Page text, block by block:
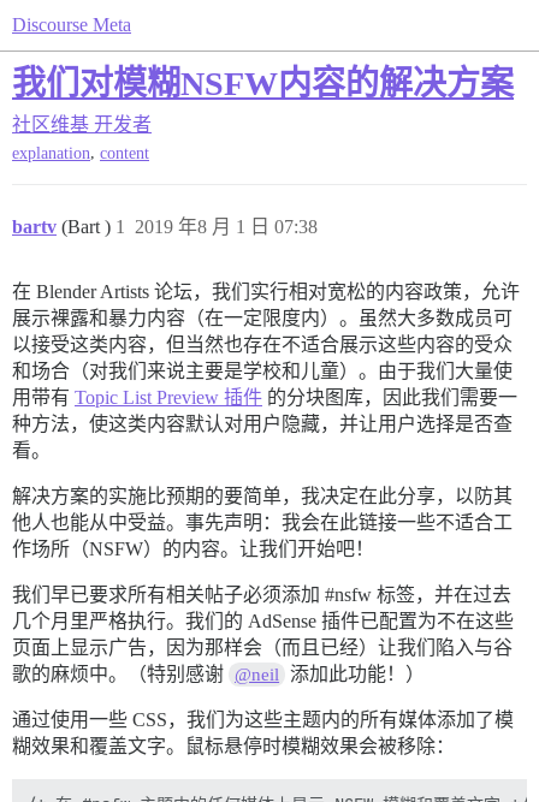
Discourse Meta
我们对模糊NSFW内容的解决方案
社区维基 开发者
explanation, content
bartv (Bart ) 2019 年8 月 1 日 07:38
1
在 Blender Artists 论坛，我们实行相对宽松的内容政策，允许
展示裸露和暴力内容（在一定限度内）。虽然大多数成员可
以接受这类内容，但当然也存在不适合展示这些内容的受众
和场合（对我们来说主要是学校和儿童）。由于我们大量使
用带有 Topic List Preview 插件 的分块图库，因此我们需要一
种方法，使这类内容默认对用户隐藏，并让用户选择是否查
看。
解决方案的实施比预期的要简单，我决定在此分享，以防其
他人也能从中受益。事先声明：我会在此链接一些不适合工
作场所（NSFW）的内容。让我们开始吧！
我们早已要求所有相关帖子必须添加 #nsfw 标签，并在过去
几个月里严格执行。我们的 AdSense 插件已配置为不在这些
页面上显示广告，因为那样会（而且已经）让我们陷入与谷
歌的麻烦中。（特别感谢 @neil 添加此功能！）
通过使用一些 CSS，我们为这些主题内的所有媒体添加了模
糊效果和覆盖文字。鼠标悬停时模糊效果会被移除：